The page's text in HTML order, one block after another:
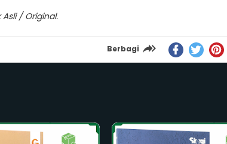
/ Original.
Berbagi